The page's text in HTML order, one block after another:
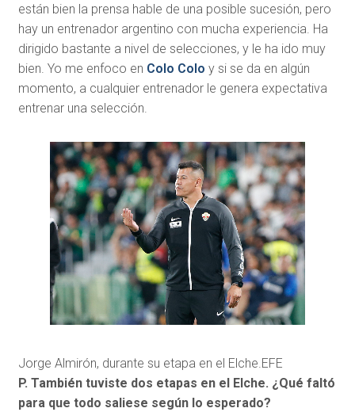
están bien la prensa hable de una posible sucesión, pero
hay un entrenador argentino con mucha experiencia. Ha
dirigido bastante a nivel de selecciones, y le ha ido muy
bien. Yo me enfoco en Colo Colo y si se da en algún
momento, a cualquier entrenador le genera expectativa
entrenar una selección.
Jorge Almirón, durante su etapa en el Elche.EFE
P. También tuviste dos etapas en el Elche. ¿Qué faltó
para que todo saliese según lo esperado?